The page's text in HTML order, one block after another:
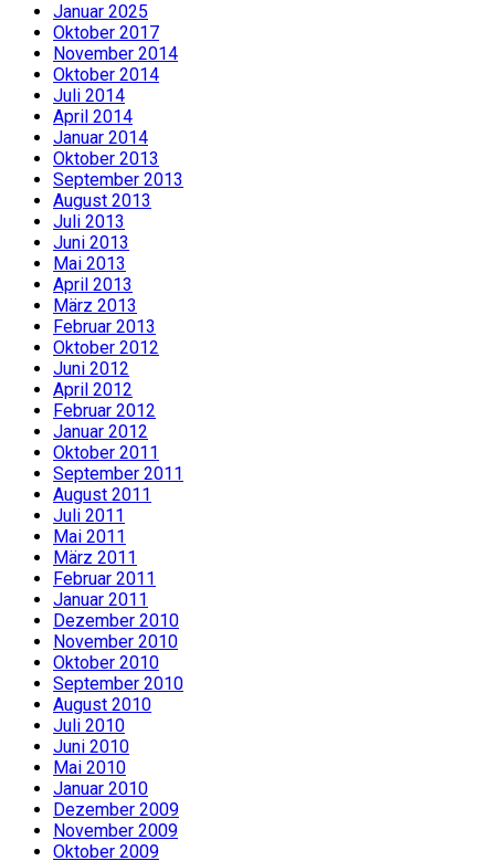
Januar 2025
Oktober 2017
November 2014
Oktober 2014
Juli 2014
April 2014
Januar 2014
Oktober 2013
September 2013
August 2013
Juli 2013
Juni 2013
Mai 2013
April 2013
März 2013
Februar 2013
Oktober 2012
Juni 2012
April 2012
Februar 2012
Januar 2012
Oktober 2011
September 2011
August 2011
Juli 2011
Mai 2011
März 2011
Februar 2011
Januar 2011
Dezember 2010
November 2010
Oktober 2010
September 2010
August 2010
Juli 2010
Juni 2010
Mai 2010
Januar 2010
Dezember 2009
November 2009
Oktober 2009